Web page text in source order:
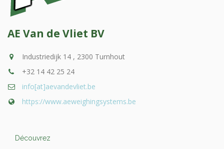
AE Van de Vliet BV
Industriedijk 14 , 2300 Turnhout
+32 14 42 25 24
info[at]aevandevliet.be
https://www.aeweighingsystems.be
Découvrez